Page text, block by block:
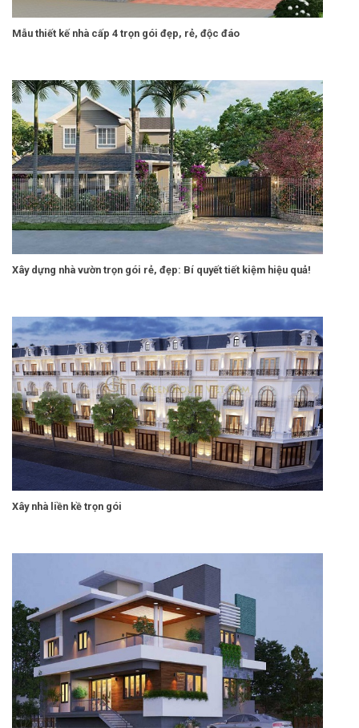
Mẫu thiết kế nhà cấp 4 trọn gói đẹp, rẻ, độc đáo
Xây dựng nhà vườn trọn gói rẻ, đẹp: Bí quyết tiết kiệm hiệu quả!
Xây nhà liền kề trọn gói